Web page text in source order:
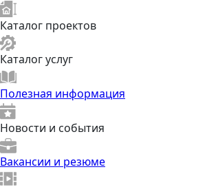
Каталог проектов
Каталог услуг
Полезная информация
Новости и события
Вакансии и резюме